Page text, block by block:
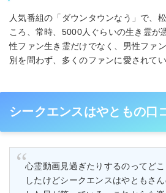
人気番組の「ダウンタウンなう」で、
ころ、常時、5000人ぐらいの生き霊が
性ファン生き霊だけでなく、男性ファ
別を問わず、多くのファンに愛されて
シークエンスはやともの口
心霊動画見過ぎたりするのってど
したけどシークエンスはやともさ